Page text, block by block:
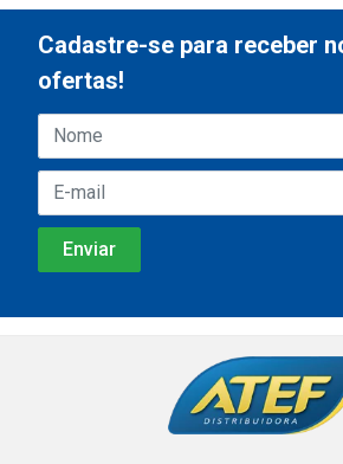
Cadastre-se para receber
ofertas!